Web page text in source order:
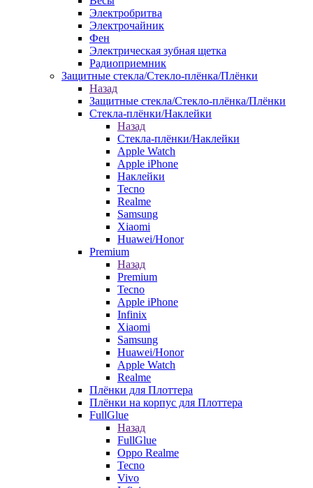
Электробритва
Электрочайник
Фен
Электрическая зубная щетка
Радиоприемник
Защитные стекла/Стекло-плёнка/Плёнки
Назад
Защитные стекла/Стекло-плёнка/Плёнки
Стекла-плёнки/Наклейки
Назад
Стекла-плёнки/Наклейки
Apple Watch
Apple iPhone
Наклейки
Tecno
Realme
Samsung
Xiaomi
Huawei/Honor
Premium
Назад
Premium
Tecno
Apple iPhone
Infinix
Xiaomi
Samsung
Huawei/Honor
Apple Watch
Realme
Плёнки для Плоттера
Плёнки на корпус для Плоттера
FullGlue
Назад
FullGlue
Oppo Realme
Tecno
Vivo